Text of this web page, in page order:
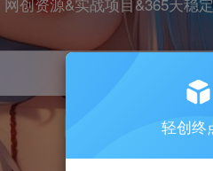
剪辑 引
轻创终